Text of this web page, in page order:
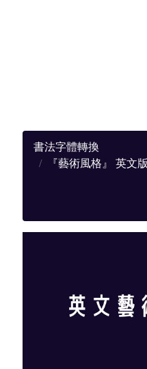
書法字體轉換
『藝術風格』 英文版的英